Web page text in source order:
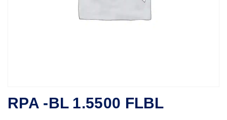
RPA -BL 1.5500 FLBL